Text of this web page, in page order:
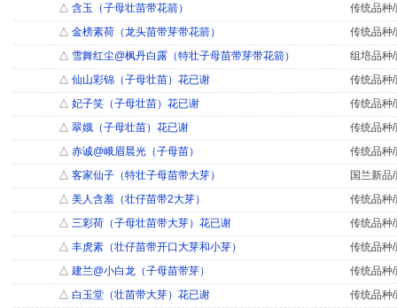
△ 含玉（子母壮苗带花箭）
传统品种
△ 金榜素荷（龙头苗带芽带花箭）
传统品种
△ 雪舞红尘@枫丹白露（特壮子母苗带芽带花箭）
组培品种
△ 仙山彩锦（子母壮苗）花已谢
传统品种
△ 妃子笑（子母壮苗）花已谢
传统品种
△ 翠娥（子母壮苗）花已谢
传统品种
△ 赤诚@峨眉晨光（子母苗）
传统品种
△ 客家仙子（特壮子母苗带大芽）
国兰新品
△ 美人含羞（壮仔苗带2大芽）
传统品种
△ 三彩荷（子母壮苗带大芽）花已谢
传统品种
△ 丰虎素（壮仔苗带开口大芽和小芽）
传统品种
△ 建兰@小白龙（子母苗带芽）
传统品种
△ 白玉堂（壮苗带大芽）花已谢
传统品种